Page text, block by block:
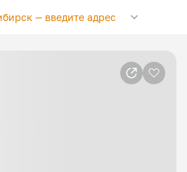
—введите адрес